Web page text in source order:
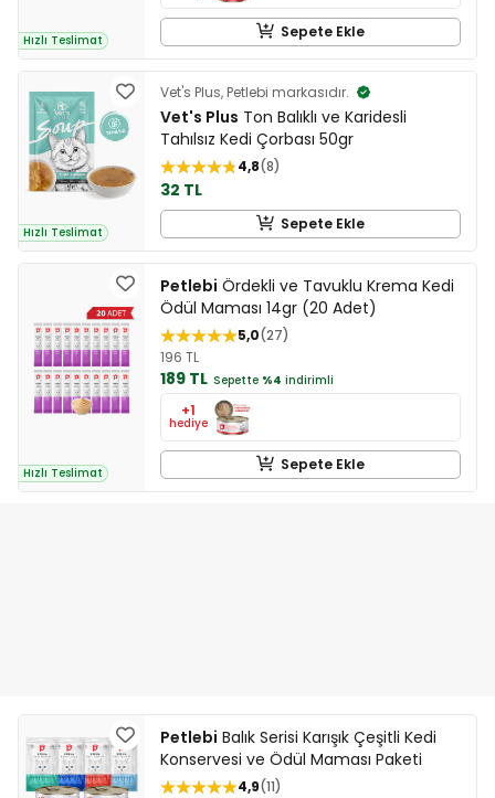
Hızlı Teslimat Sepete Ekle
Hızlı Teslimat
Vet's Plus, Petlebi markasıdır.
Vet's Plus Ton Balıklı ve Karidesli
Tahılsız Kedi Çorbası 50gr
4,8 8
32 TL
Sepete Ekle
Hızlı Teslimat
Petlebi Ördekli ve Tavuklu Krema Kedi
Ödül Maması 14gr (20 Adet)
5,0 27
196 TL
189 TL Sepette %4 indirimli
+1
hediye
Sepete Ekle
Petlebi Balık Serisi Karışık Çeşitli Kedi
Konservesi ve Ödül Maması Paketi
4,9 11